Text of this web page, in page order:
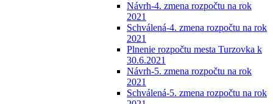
Návrh-4. zmena rozpočtu na rok
2021
Schválená-4. zmena rozpočtu na rok
2021
Plnenie rozpočtu mesta Turzovka k
30.6.2021
Návrh-5. zmena rozpočtu na rok
2021
Schválená-5. zmena rozpočtu na rok